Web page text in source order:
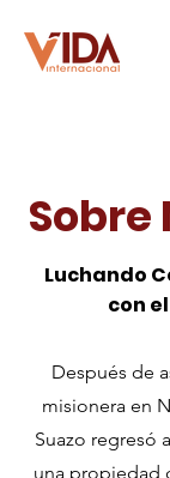
Sobre
Luchando
con
Después de
misionera en
Suazo regresó
una propiedad